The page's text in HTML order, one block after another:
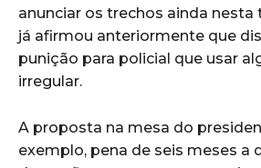
anunciar os trechos ainda nesta
já afirmou anteriormente que
punição para policial que usar
irregular.
A proposta na mesa do
exemplo, pena de seis meses a